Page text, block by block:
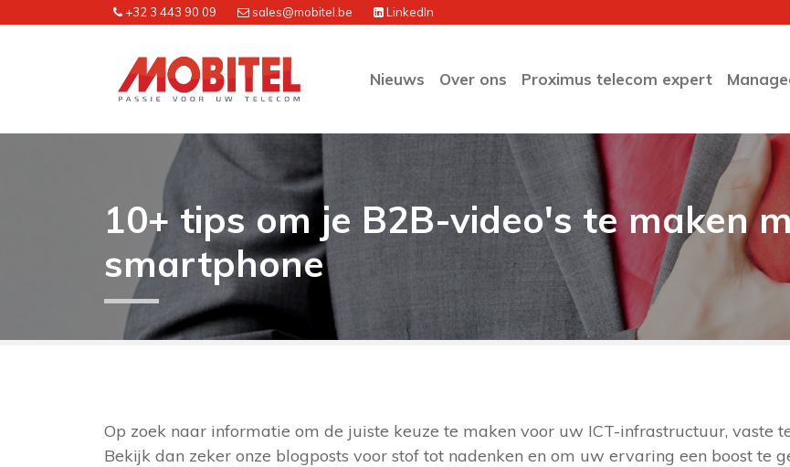
+32 3 443 90 09 sales@mobitel.be LinkedIn
Nieuws Over ons Proximus telecom expert
10+ tips om je B2B-video's te maken
smartphone
Op zoek naar informatie om de juiste keuze te maken voor uw ICT-infrastructuur, vaste
Bekijk dan zeker onze blogposts voor stof tot nadenken en om uw ervaring een boost te